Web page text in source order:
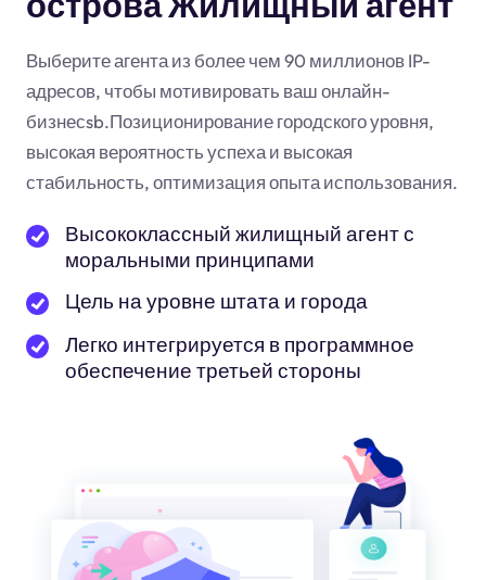
Выберите агента из более чем 90 миллионов IP-
адресов, чтобы мотивировать ваш онлайн-
бизнесsb.Позиционирование городского уровня,
высокая вероятность успеха и высокая
стабильность, оптимизация опыта использования.
Высококлассный жилищный агент с
моральными принципами
Цель на уровне штата и города
Легко интегрируется в программное
обеспечение третьей стороны